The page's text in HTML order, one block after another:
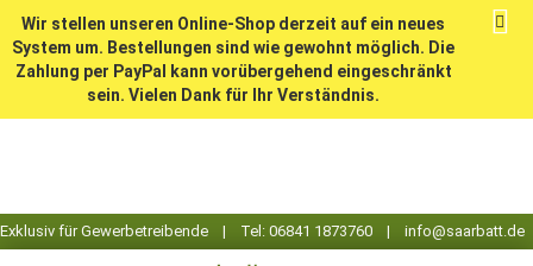
Wir stellen unseren Online-Shop derzeit auf ein neues
System um. Bestellungen sind wie gewohnt möglich. Die
Zahlung per PayPal kann vorübergehend eingeschränkt
sein. Vielen Dank für Ihr Verständnis.